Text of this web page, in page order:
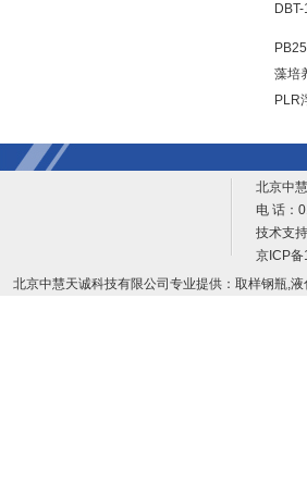
藻培
PLR
北京中
电 话：
技术支持
京ICP
北京中慧天诚科技有限公司专业提供：取样钢瓶,